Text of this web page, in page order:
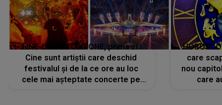
LINE-UP UNTOLD ONE, prima zi.
Cine sunt artiștii care deschid
festivalul și de la ce ore au loc
cele mai așteptate concerte pe
care
nou
care